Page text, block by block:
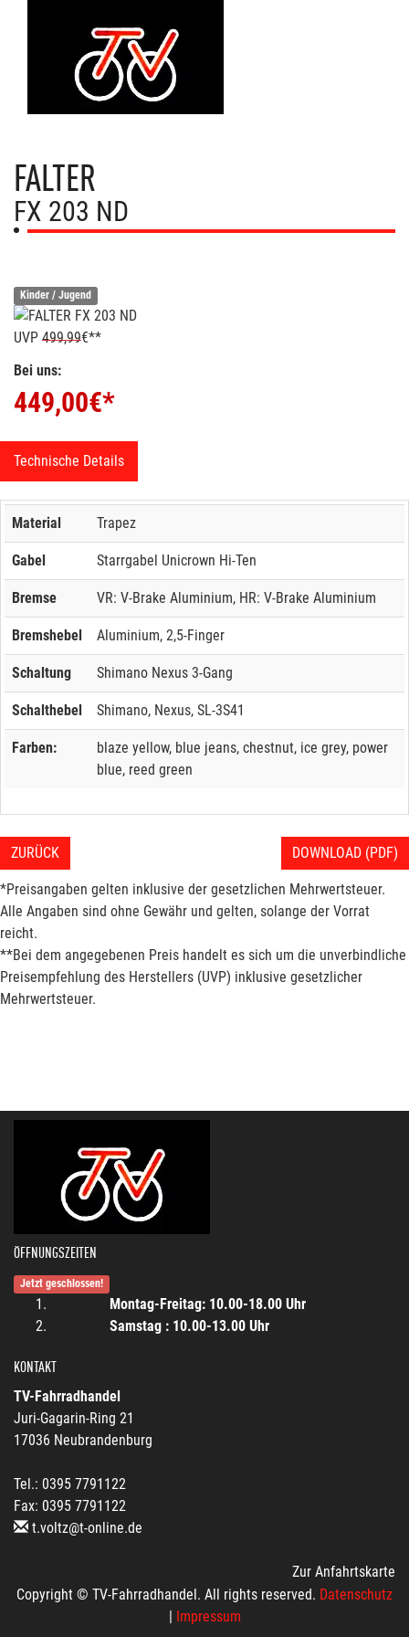
FALTER
FX 203 ND
Kinder / Jugend
UVP 499,99€**
Bei uns:
449,00€*
Technische Details
Material Trapez
Gabel Starrgabel Unicrown Hi-Ten
Bremse VR: V-Brake Aluminium, HR: V-Brake Aluminium
Bremshebel Aluminium, 2,5-Finger
Schaltung Shimano Nexus 3-Gang
Schalthebel Shimano, Nexus, SL-3S41
Farben:
blaze yellow, blue jeans, chestnut, ice grey, power
blue, reed green
ZURÜCK DOWNLOAD (PDF)
*Preisangaben gelten inklusive der gesetzlichen Mehrwertsteuer.
Alle Angaben sind ohne Gewähr und gelten, solange der Vorrat
reicht.
**Bei dem angegebenen Preis handelt es sich um die unverbindliche
Preisempfehlung des Herstellers (UVP) inklusive gesetzlicher
Mehrwertsteuer.
ÖFFNUNGSZEITEN
Jetzt geschlossen!
Montag-Freitag: 10.00-18.00 Uhr
Samstag : 10.00-13.00 Uhr
KONTAKT
TV-Fahrradhandel
Juri-Gagarin-Ring 21
17036 Neubrandenburg
Tel.: 0395 7791122
Fax: 0395 7791122
t.voltz@t-online.de
Zur Anfahrtskarte
Copyright © TV-Fahrradhandel. All rights reserved. Datenschutz
| Impressum